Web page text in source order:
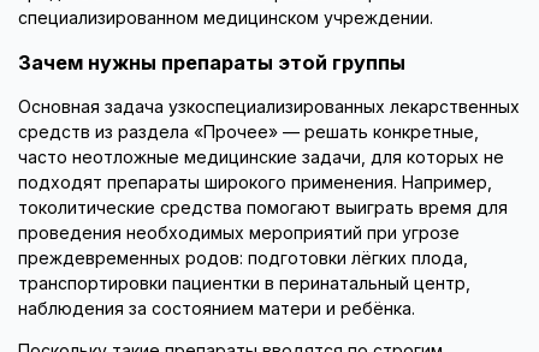
специализированном медицинском учреждении.
Зачем нужны препараты этой группы
Основная задача узкоспециализированных лекарственных
средств из раздела «Прочее» — решать конкретные,
часто неотложные медицинские задачи, для которых не
подходят препараты широкого применения. Например,
токолитические средства помогают выиграть время для
проведения необходимых мероприятий при угрозе
преждевременных родов: подготовки лёгких плода,
транспортировки пациентки в перинатальный центр,
наблюдения за состоянием матери и ребёнка.